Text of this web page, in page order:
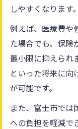
しやすくなります。
例えば、医療費や
た場合でも、保険
最小限に抑えられ
といった将来に向
が可能です。
また、富士市では
への負担を軽減で